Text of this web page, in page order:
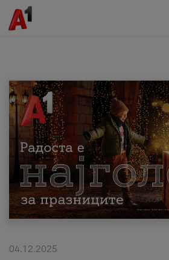
МК EN SQ
Приватни Деловни
Поддршка
Надополни кредит
04.12.2025